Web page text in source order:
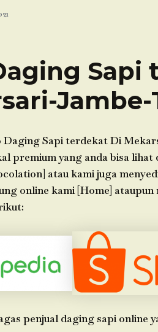
Sapi
Daging Sapi terdekat Di
premium yang anda bisa
atau kami juga
online kami [Home]
penjual daging sapi online